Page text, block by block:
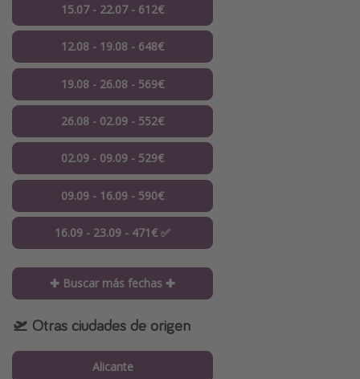
15.07 - 22.07 - 612€
12.08 - 19.08 - 648€
19.08 - 26.08 - 569€
26.08 - 02.09 - 552€
02.09 - 09.09 - 529€
09.09 - 16.09 - 590€
16.09 - 23.09 - 471€ ✅
✚ Buscar más fechas ✚
🛫 Otras ciudades de origen
Alicante